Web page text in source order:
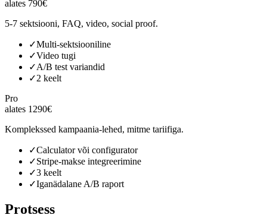
alates 790€
5-7 sektsiooni, FAQ, video, social proof.
✓Multi-sektsiooniline
✓Video tugi
✓A/B test variandid
✓2 keelt
Pro
alates 1290€
Komplekssed kampaania-lehed, mitme tariifiga.
✓Calculator või configurator
✓Stripe-makse integreerimine
✓3 keelt
✓Iganädalane A/B raport
Protsess